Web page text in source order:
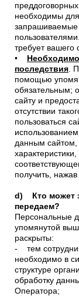
необходимы для
запрашиваемые
требует вашего
•
последствия .
помощью
обязательным;
сайту и
отсутствии
пользоваться
данным сайтом,
получить,
d) Кто может
передаем?
Персональные
упомянутой
раскрыты:
- тем
необходимо в
структуре
обработку
Оператора;